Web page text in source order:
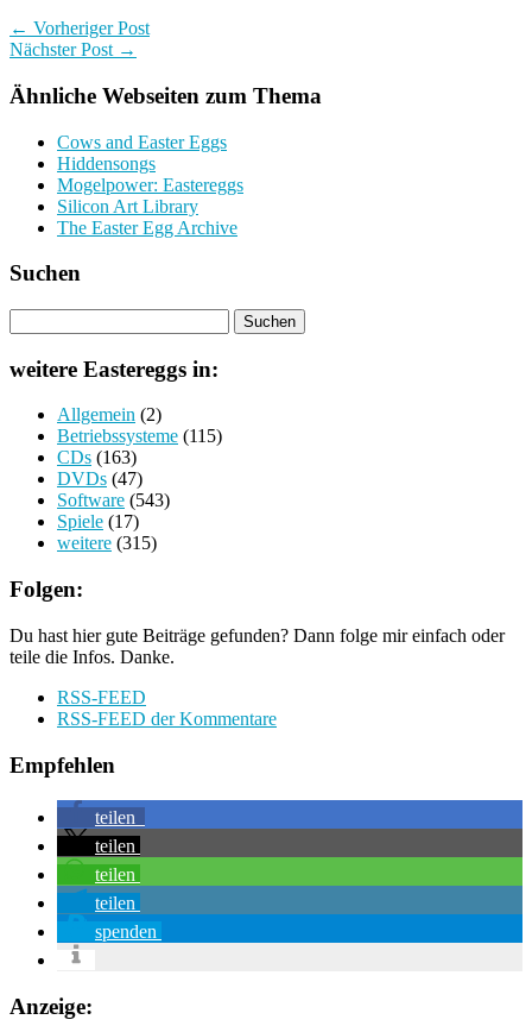
← Vorheriger Post
Nächster Post →
Ähnliche Webseiten zum Thema
Cows and Easter Eggs
Hiddensongs
Mogelpower: Eastereggs
Silicon Art Library
The Easter Egg Archive
Suchen
weitere Eastereggs in:
Allgemein (2)
Betriebssysteme (115)
CDs (163)
DVDs (47)
Software (543)
Spiele (17)
weitere (315)
Folgen:
Du hast hier gute Beiträge gefunden? Dann folge mir einfach oder
teile die Infos. Danke.
RSS-FEED
RSS-FEED der Kommentare
Empfehlen
teilen
teilen
teilen
teilen
spenden
Anzeige: